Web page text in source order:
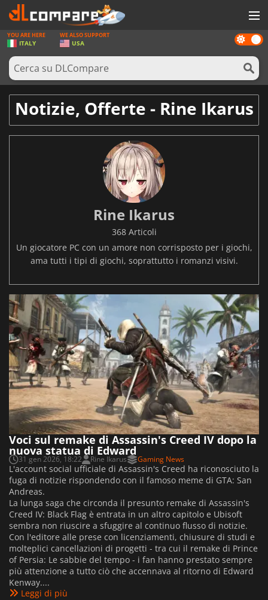
GIOCHI
PREPAGATE
SOFTWARE
REWARDS
HARDWARE
Dark
mode
YOU ARE HERE
ITALY
WE ALSO SUPPORT
USA
Notizie, Offerte - Rine Ikarus
Rine Ikarus
368 Articoli
Un giocatore PC con un amore non corrisposto per i giochi,
ama tutti i tipi di giochi, soprattutto i romanzi visivi.
Voci sul remake di Assassin's Creed IV dopo la
nuova statua di Edward
31 gen 2026, 18:22 Rine Ikarus Gaming News
L'account social ufficiale di Assassin's Creed ha riconosciuto la
fuga di notizie rispondendo con il famoso meme di GTA: San
Andreas.
La lunga saga che circonda il presunto remake di Assassin's
Creed IV: Black Flag è entrata in un altro capitolo e Ubisoft
sembra non riuscire a sfuggire al continuo flusso di notizie.
Con l'editore alle prese con licenziamenti, chiusure di studi e
molteplici cancellazioni di progetti - tra cui il remake di Prince
of Persia: Le sabbie del tempo - i fan hanno prestato sempre
più attenzione a tutto ciò che accennava al ritorno di Edward
Kenway....
Leggi di più